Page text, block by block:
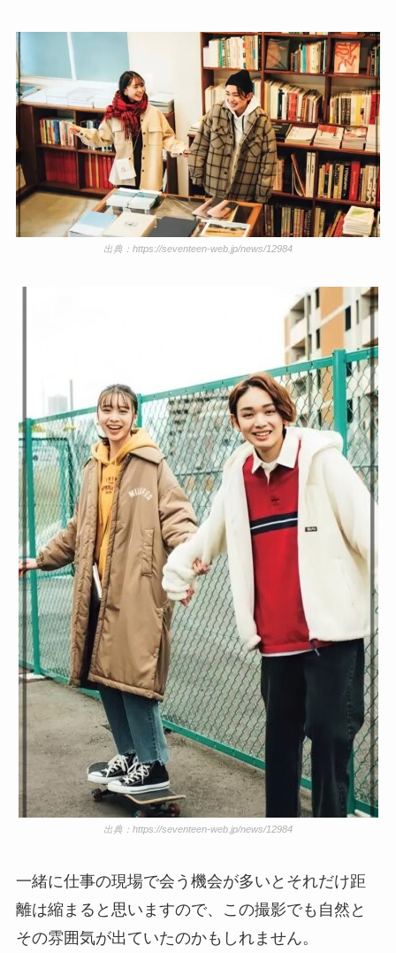
出典：https://seventeen-web.jp/news/12984
出典：https://seventeen-web.jp/news/12984
一緒に仕事の現場で会う機会が多いとそれだけ距
離は縮まると思いますので、この撮影でも自然と
その雰囲気が出ていたのかもしれません。